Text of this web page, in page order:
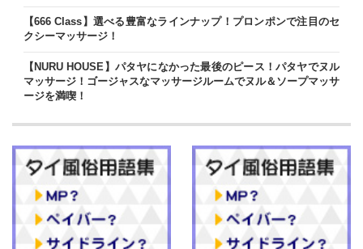
【666 Class】選べる豊富なラインナップ！プロンポンで注目のセ
クシーマッサージ！
【NURU HOUSE】パタヤになかった最後のピース！パタヤでヌル
マッサージ！ゴージャスなマッサージルームでヌル＆ソープマッサ
ージを満喫！